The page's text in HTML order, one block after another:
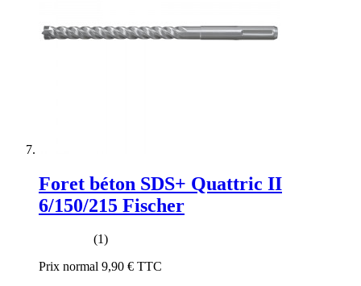
Foret béton SDS+ Quattric II
6/150/215 Fischer
(1)
Prix normal 9,90 € TTC